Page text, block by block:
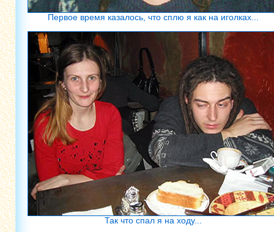
Первое время казалось, что сплю я как на иголках...
Так что спал я на ходу...